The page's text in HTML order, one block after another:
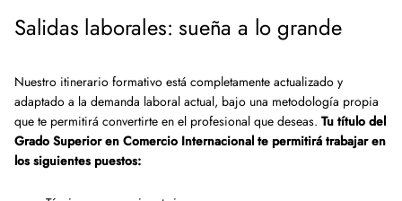
Salidas laborales: sueña a lo grande
Nuestro itinerario formativo está completamente actualizado y
adaptado a la demanda laboral actual, bajo una metodología propia
que te permitirá convertirte en el profesional que deseas. Tu título del
Grado Superior en Comercio Internacional te permitirá trabajar en
los siguientes puestos: